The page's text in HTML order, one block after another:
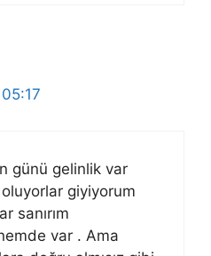
günü gelinlik var
oluyorlar giyiyorum
sanırım
var . Ama